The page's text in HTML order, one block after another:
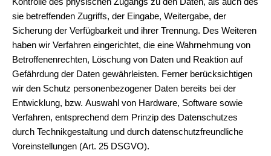
sie betreffenden Zugriffs, der Eingabe, Weitergabe, der
Sicherung der Verfügbarkeit und ihrer Trennung. Des Weiteren
haben wir Verfahren eingerichtet, die eine Wahrnehmung von
Betroffenenrechten, Löschung von Daten und Reaktion auf
Gefährdung der Daten gewährleisten. Ferner berücksichtigen
wir den Schutz personenbezogener Daten bereits bei der
Entwicklung, bzw. Auswahl von Hardware, Software sowie
Verfahren, entsprechend dem Prinzip des Datenschutzes
durch Technikgestaltung und durch datenschutzfreundliche
Voreinstellungen (Art. 25 DSGVO).